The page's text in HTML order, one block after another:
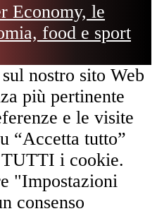
Economy, le
food e sport
nostro sito Web
più pertinente
e le visite
“Accetta tutto”
i cookie.
"Impostazioni
consenso